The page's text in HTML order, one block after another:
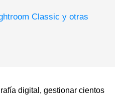
Classic y otras
digital, gestionar cientos